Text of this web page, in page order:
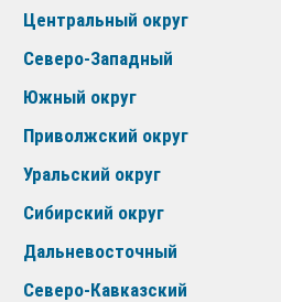
Центральный округ
Северо-Западный
Южный округ
Приволжский округ
Уральский округ
Сибирский округ
Дальневосточный
Северо-Кавказский